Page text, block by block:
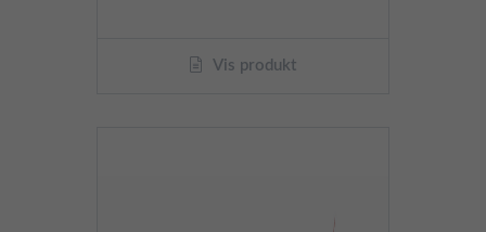
Vis produkt